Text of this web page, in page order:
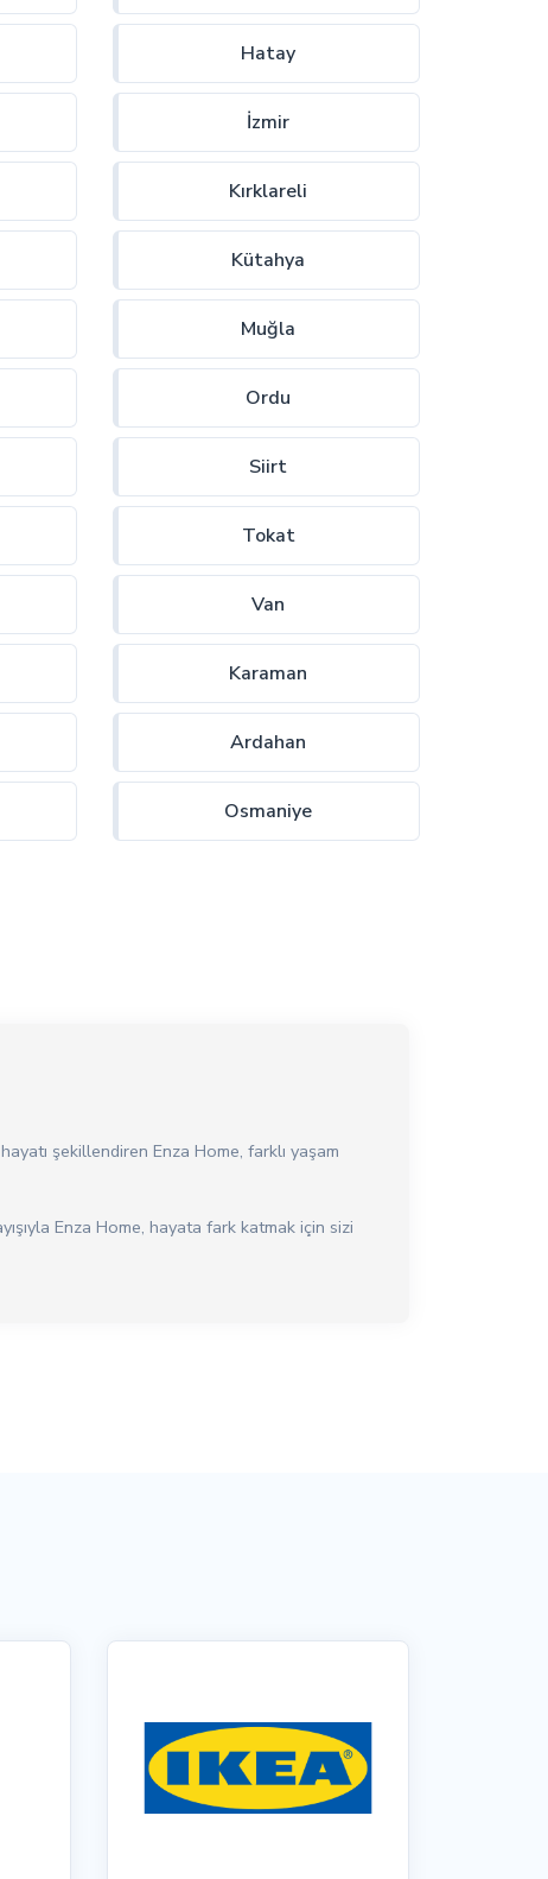
Hatay
İzmir
Kırklareli
Kütahya
Muğla
Ordu
Siirt
Tokat
Van
Karaman
Ardahan
Osmaniye
şekillendiren Enza Home, farklı yaşam
Enza Home, hayata fark katmak için sizi